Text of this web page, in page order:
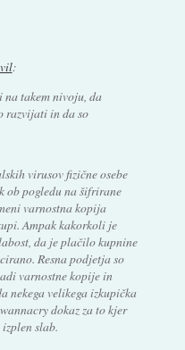
:
takem nivoju, da
razvijati in da so
virusov fizične osebe
ob pogledu na šifrirane
varnostna kopija
Ampak kakorkoli je
da je plačilo kupnine
Resna podjetja so
varnostne kopije in
nekega velikega izkupička
dokaz za to kjer
slab.